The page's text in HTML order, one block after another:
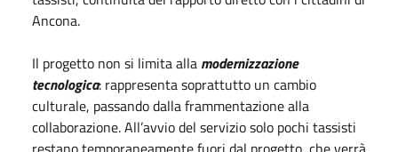
Ancona.
Il progetto non si limita alla modernizzazione
tecnologica: rappresenta soprattutto un cambio
culturale, passando dalla frammentazione alla
collaborazione. All’avvio del servizio solo pochi tassisti